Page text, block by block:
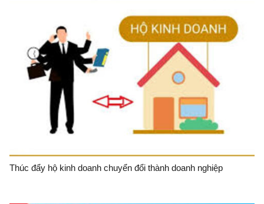
Thúc đẩy hộ kinh doanh chuyển đổi thành doanh nghiệp